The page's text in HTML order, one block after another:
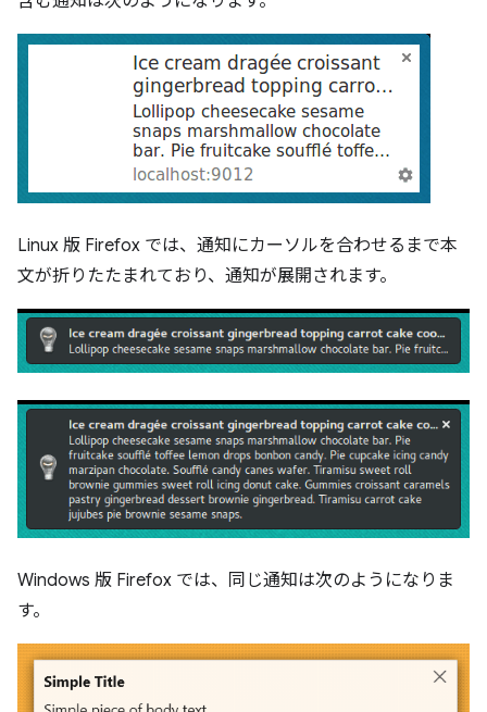
Linux 版 Firefox では、通知にカーソルを合わせるまで本
文が折りたたまれており、通知が展開されます。
Windows 版 Firefox では、同じ通知は次のようになりま
す。